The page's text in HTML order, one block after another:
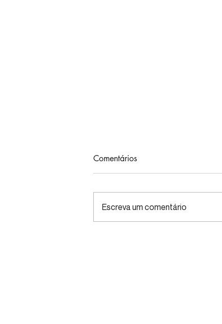
Comentários
Escreva um comentário